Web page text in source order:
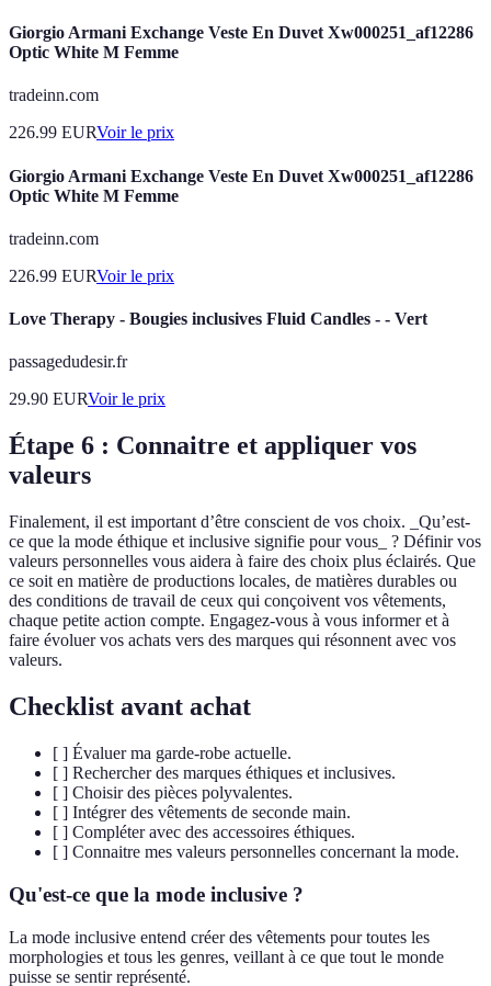
Giorgio Armani Exchange Veste En Duvet Xw000251_af12286
Optic White M Femme
tradeinn.com
226.99 EURVoir le prix
Giorgio Armani Exchange Veste En Duvet Xw000251_af12286
Optic White M Femme
tradeinn.com
226.99 EURVoir le prix
Love Therapy - Bougies inclusives Fluid Candles - - Vert
passagedudesir.fr
29.90 EURVoir le prix
Étape 6 : Connaitre et appliquer vos
valeurs
Finalement, il est important d’être conscient de vos choix. _Qu’est-
ce que la mode éthique et inclusive signifie pour vous_ ? Définir vos
valeurs personnelles vous aidera à faire des choix plus éclairés. Que
ce soit en matière de productions locales, de matières durables ou
des conditions de travail de ceux qui conçoivent vos vêtements,
chaque petite action compte. Engagez-vous à vous informer et à
faire évoluer vos achats vers des marques qui résonnent avec vos
valeurs.
Checklist avant achat
[ ] Évaluer ma garde-robe actuelle.
[ ] Rechercher des marques éthiques et inclusives.
[ ] Choisir des pièces polyvalentes.
[ ] Intégrer des vêtements de seconde main.
[ ] Compléter avec des accessoires éthiques.
[ ] Connaitre mes valeurs personnelles concernant la mode.
Qu'est-ce que la mode inclusive ?
La mode inclusive entend créer des vêtements pour toutes les
morphologies et tous les genres, veillant à ce que tout le monde
puisse se sentir représenté.